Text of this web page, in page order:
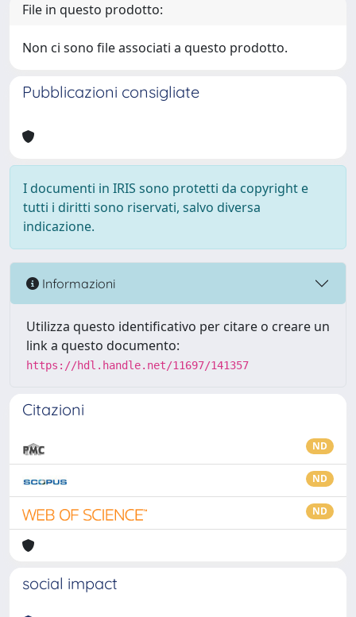
File in questo prodotto:
Non ci sono file associati a questo prodotto.
Pubblicazioni consigliate
I documenti in IRIS sono protetti da copyright e
tutti i diritti sono riservati, salvo diversa
indicazione.
Informazioni
Utilizza questo identificativo per citare o creare un
link a questo documento:
https://hdl.handle.net/11697/141357
Citazioni
ND
ND
ND
social impact